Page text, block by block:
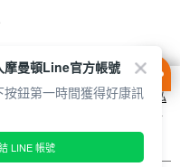
方式之詳情，及若您不希
設定，請參閱本網站「
隱私
表示您同意本公司得按本網站使
摩曼頓Line官方帳號
按鈕第一時間獲得好康訊
LINE 帳號